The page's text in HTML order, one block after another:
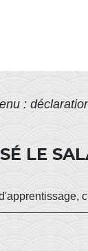
:
LE